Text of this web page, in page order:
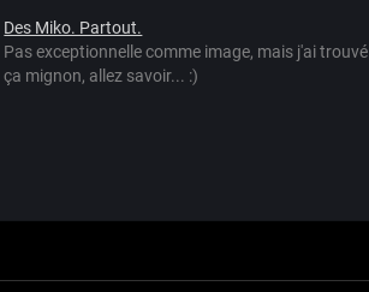
Des Miko. Partout.
Pas exceptionnelle comme image, mais j'ai trouvé
ça mignon, allez savoir... :)